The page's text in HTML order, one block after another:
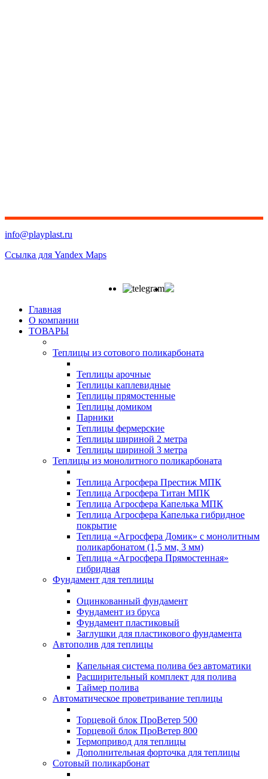
info@playplast.ru
Ссылка для Yandex Maps
Главная
О компании
ТОВАРЫ
Теплицы из сотового поликарбоната
Теплицы арочные
Теплицы каплевидные
Теплицы прямостенные
Теплицы домиком
Парники
Теплицы фермерские
Теплицы шириной 2 метра
Теплицы шириной 3 метра
Теплицы из монолитного поликарбоната
Теплица Агросфера Престиж МПК
Теплица Агросфера Титан МПК
Теплица Агросфера Капелька МПК
Теплица Агросфера Капелька гибридное
покрытие
Теплица «Агросфера Домик» с монолитным
поликарбонатом (1,5 мм, 3 мм)
Теплица «Агросфера Прямостенная»
гибридная
Фундамент для теплицы
Оцинкованный фундамент
Фундамент из бруса
Фундамент пластиковый
Заглушки для пластикового фундамента
Автополив для теплицы
Капельная система полива без автоматики
Расширительный комплект для полива
Таймер полива
Автоматическое проветривание теплицы
Торцевой блок ПроВетер 500
Торцевой блок ПроВетер 800
Термопривод для теплицы
Дополнительная форточка для теплицы
Сотовый поликарбонат